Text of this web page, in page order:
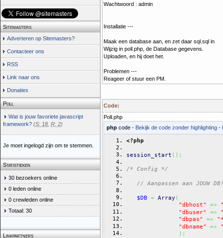
Sitemasters
Adverteren op Sitemasters?
Contacteer ons
RSS
Link naar ons
Donaties
Poll
Wat is jouw favoriete javascript
framework? (S: 18 R: 2)
Je moet ingelogd zijn om te stemmen.
Statistieken
30 bezoekers online
0 leden online
0 crewleden online
Totaal: 30
Linkpartners
Wachtwoord : admin
Installatie ---
Maak een database aan, en zet daar sql.sql in
Wijzig in poll.php, de Database gegevens.
Uploaden, en hij doet het.
Problemen ---
Reageer of stuur een PM.
Code:
Poll.php
php code - Bekijk de code zonder highlighting -
<?php
session_start ( ) ;
/* Config */
// Aanpassen aan JOUW
$DB = Array (
"dbhost"
=>
"dbuser"
=>
"dbpas"
=>
"dbname"
=>
) ;